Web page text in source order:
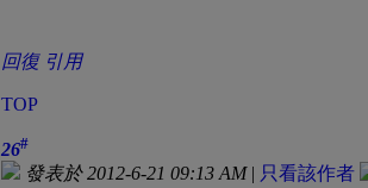
回復 引用
TOP
26#
發表於 2012-6-21 09:13 AM| 只看該作者